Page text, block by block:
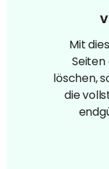
Mit
löschen,
die